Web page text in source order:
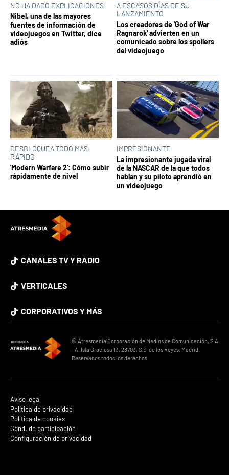
NO HA DADO EXPLICACIONES
Nibel, una de las mayores
fuentes de información de
videojuegos en Twitter, dice
adiós
A ESCASOS DÍAS DE SU
LANZAMIENTO
Los creadores de 'God of War
Ragnarok' advierten en un
comunicado sobre los spoílers
del videojuego
DESBLOQUEA TODO MÁS
RÁPIDO
'Modern Warfare 2': Cómo subir
rápidamente de nivel
IMPRESIONANTE
La impresionante jugada viral
de la NASCAR de la que todos
hablan y su piloto aprendió en
un videojuego
CANALES TV Y RADIO
VERTICALES
CORPORATIVOS Y MÁS
© Atresmedia Corporación de Medios de Comunicación, S.A
- A. Isla Graciosa 13, 28703, S.S. de los Reyes, Madrid.
Reservados todos los derechos
Aviso legal
Política de privacidad
Política de cookies
Cond. de participación
Configuración de privacidad